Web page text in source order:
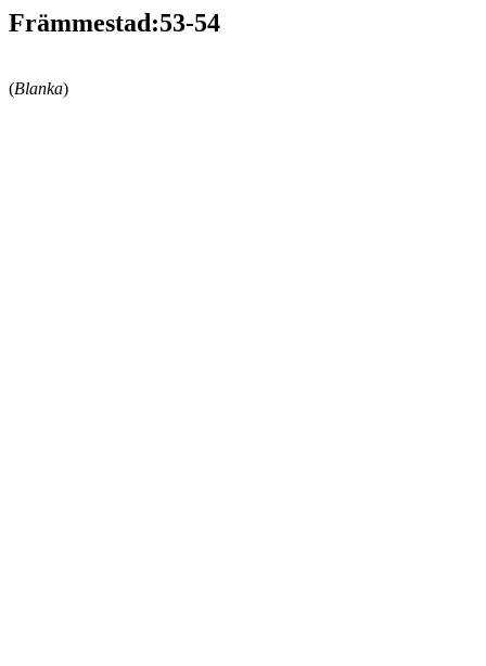
Främmestad:53-54
(Blanka)